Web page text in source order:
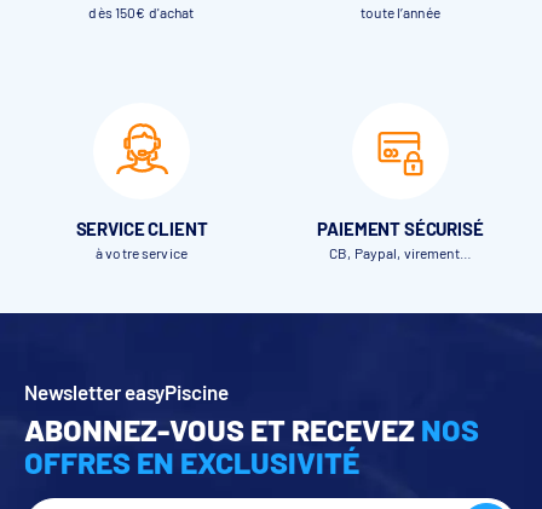
dès 150€ d'achat toute l’année
SERVICE CLIENT
à votre service
PAIEMENT SÉCURISÉ
CB, Paypal, virement…
Newsletter easyPiscine
ABONNEZ-VOUS ET RECEVEZ NOS
OFFRES EN EXCLUSIVITÉ